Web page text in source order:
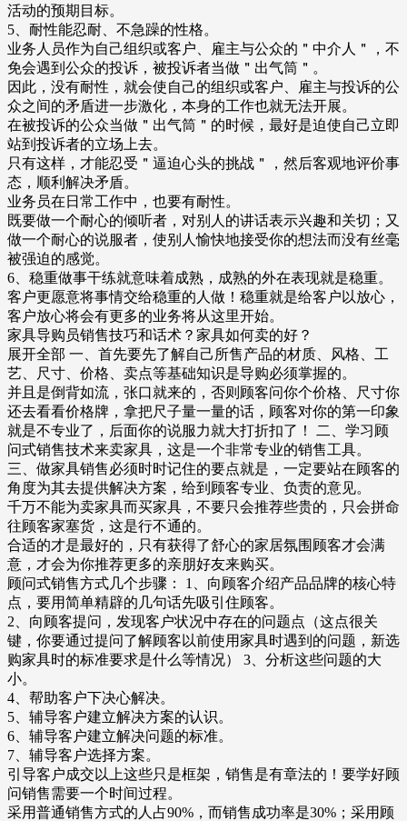
活动的预期目标。
5、耐性能忍耐、不急躁的性格。
业务人员作为自己组织或客户、雇主与公众的＂中介人＂，不
免会遇到公众的投诉，被投诉者当做＂出气筒＂。
因此，没有耐性，就会使自己的组织或客户、雇主与投诉的公
众之间的矛盾进一步激化，本身的工作也就无法开展。
在被投诉的公众当做＂出气筒＂的时候，最好是迫使自己立即
站到投诉者的立场上去。
只有这样，才能忍受＂逼迫心头的挑战＂，然后客观地评价事
态，顺利解决矛盾。
业务员在日常工作中，也要有耐性。
既要做一个耐心的倾听者，对别人的讲话表示兴趣和关切；又
做一个耐心的说服者，使别人愉快地接受你的想法而没有丝毫
被强迫的感觉。
6、稳重做事干练就意味着成熟，成熟的外在表现就是稳重。
客户更愿意将事情交给稳重的人做！稳重就是给客户以放心，
客户放心将会有更多的业务将从这里开始。
家具导购员销售技巧和话术？家具如何卖的好？
展开全部 一、首先要先了解自己所售产品的材质、风格、工
艺、尺寸、价格、卖点等基础知识是导购必须掌握的。
并且是倒背如流，张口就来的，否则顾客问你个价格、尺寸你
还去看看价格牌，拿把尺子量一量的话，顾客对你的第一印象
就是不专业了，后面你的说服力就大打折扣了！ 二、学习顾
问式销售技术来卖家具，这是一个非常专业的销售工具。
三、做家具销售必须时时记住的要点就是，一定要站在顾客的
角度为其去提供解决方案，给到顾客专业、负责的意见。
千万不能为卖家具而买家具，不要只会推荐些贵的，只会拼命
往顾客家塞货，这是行不通的。
合适的才是最好的，只有获得了舒心的家居氛围顾客才会满
意，才会为你推荐更多的亲朋好友来购买。
顾问式销售方式几个步骤： 1、向顾客介绍产品品牌的核心特
点，要用简单精辟的几句话先吸引住顾客。
2、向顾客提问，发现客户状况中存在的问题点（这点很关
键，你要通过提问了解顾客以前使用家具时遇到的问题，新选
购家具时的标准要求是什么等情况） 3、分析这些问题的大
小。
4、帮助客户下决心解决。
5、辅导客户建立解决方案的认识。
6、辅导客户建立解决问题的标准。
7、辅导客户选择方案。
引导客户成交以上这些只是框架，销售是有章法的！要学好顾
问销售需要一个时间过程。
采用普通销售方式的人占90%，而销售成功率是30%；采用顾